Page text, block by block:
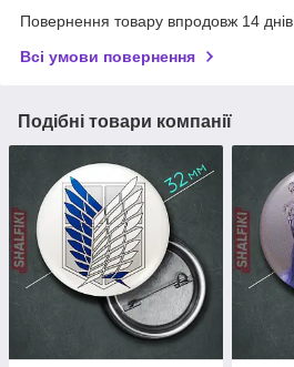
Повернення товару впродовж 14
Всі умови повернення
Подібні товари компанії